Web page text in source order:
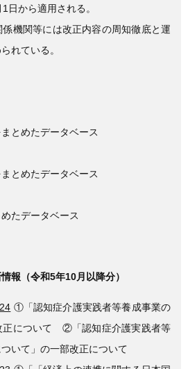
日から適用される。
係機関等には改正内容の周知徹底と運
れている。
とめたデータベース
とめたデータベース
たデータベース
報（令和5年10月以降分）
①「認知症介護実践者等養成事業の
正について ②「認知症介護実践者等
いて」の一部改正について